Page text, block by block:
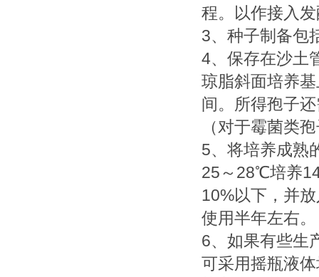
程。以作接入
3、种子制备包
4、保存在沙土
琼脂斜面培养
间。所得孢子
（对于霉菌类
5、将培养成熟
25～28℃培养
10%以下，并
使用半年左右。
6、如果有些生
可采用摇瓶液